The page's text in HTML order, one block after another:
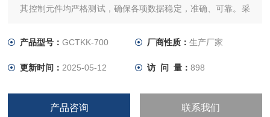
其控制元件均严格测试，确保各项数据稳定，准确、可靠。采
化处理；通过软件可实现远程监控和数据分析。便捷的人机交
效率。
产品型号：GCTKK-700 厂商性质： 生产厂家
更新时间： 2025-05-12 访 问 量： 898
产品咨询 联系我们